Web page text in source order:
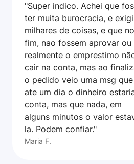
"Super indico. Achei que
ter muita burocracia, e
milhares de coisas, e que no
fim, nao fossem aprovar ou
realmente o emprestimo
cair na conta, mas ao
o pedido veio uma msg
ate um dia o dinheiro
conta, mas que nada, em
alguns minutos o valor
la. Podem confiar."
Maria F.